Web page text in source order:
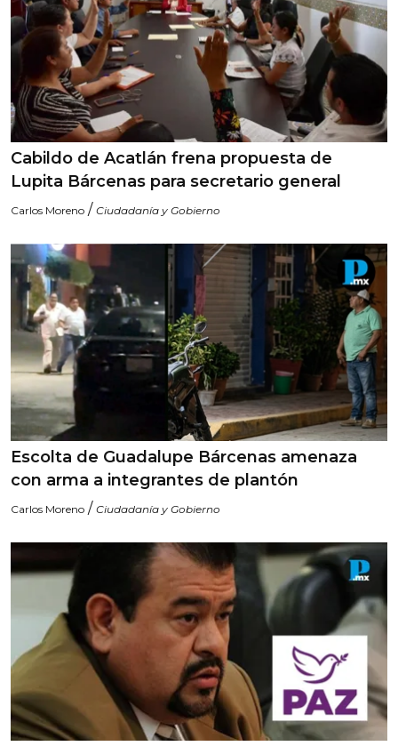
Cabildo de Acatlán frena propuesta de
Lupita Bárcenas para secretario general
Carlos Moreno / Ciudadanía y Gobierno
Escolta de Guadalupe Bárcenas amenaza
con arma a integrantes de plantón
Carlos Moreno / Ciudadanía y Gobierno